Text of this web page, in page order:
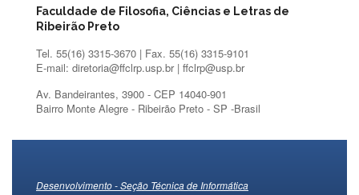
sozinho(a)!
Conheça
redes
Faculdade de Filosofia, Ciências e Letras de
Ribeirão Preto
Tel. 55(16) 3315-3670 | Fax. 55(16) 3315-9101
E-mail: diretoria@ffclrp.usp.br | ffclrp@usp.br
Av. Bandeirantes, 3900 - CEP 14040-901
Bairro Monte Alegre - Ribeirão Preto - SP -Brasil
Desenvolvimento - Seção Técnica de Informática